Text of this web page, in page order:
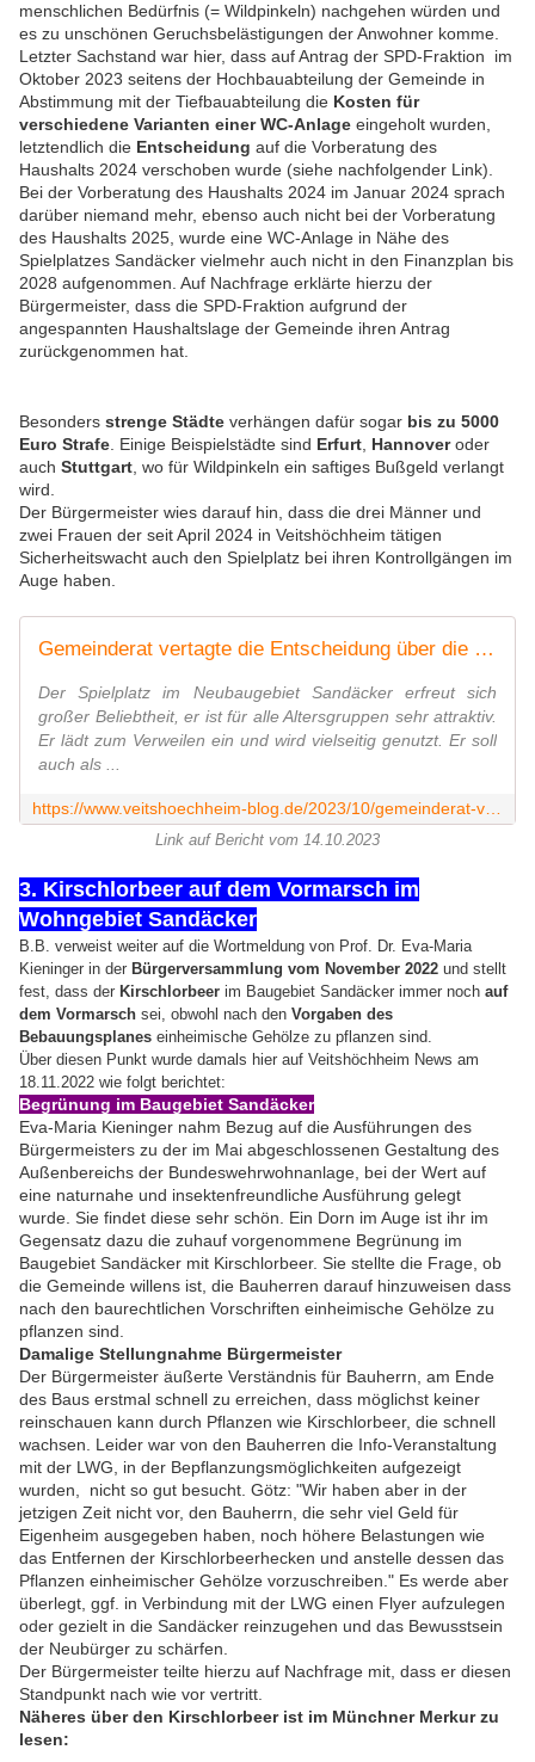
menschlichen Bedürfnis (= Wildpinkeln) nachgehen würden und
es zu unschönen Geruchsbelästigungen der Anwohner komme.
Letzter Sachstand war hier, dass auf Antrag der SPD-Fraktion im
Oktober 2023 seitens der Hochbauabteilung der Gemeinde in
Abstimmung mit der Tiefbauabteilung die Kosten für
verschiedene Varianten einer WC-Anlage eingeholt wurden,
letztendlich die Entscheidung auf die Vorberatung des
Haushalts 2024 verschoben wurde (siehe nachfolgender Link).
Bei der Vorberatung des Haushalts 2024 im Januar 2024 sprach
darüber niemand mehr, ebenso auch nicht bei der Vorberatung
des Haushalts 2025, wurde eine WC-Anlage in Nähe des
Spielplatzes Sandäcker vielmehr auch nicht in den Finanzplan bis
2028 aufgenommen. Auf Nachfrage erklärte hierzu der
Bürgermeister, dass die SPD-Fraktion aufgrund der
angespannten Haushaltslage der Gemeinde ihren Antrag
zurückgenommen hat.
Besonders strenge Städte verhängen dafür sogar bis zu 5000
Euro Strafe . Einige Beispielstädte sind Erfurt Hannoveroder
auch Stuttgart , wo für Wildpinkeln ein saftiges Bußgeld verlangt
wird.
Der Bürgermeister wies darauf hin, dass die drei Männer und
zwei Frauen der seit April 2024 in Veitshöchheim tätigen
Sicherheitswacht auch den Spielplatz bei ihren Kontrollgängen im
Auge haben.
Gemeinderat vertagte die Entscheidung über die von der SPD-Fraktion beantragte WC-Anlage für den Spielplatz im Neubaugebiet Sandäcker - Veitshöchheim News
Der Spielplatz im Neubaugebiet Sandäcker erfreut sich
großer Beliebtheit, er ist für alle Altersgruppen sehr attraktiv.
Er lädt zum Verweilen ein und wird vielseitig genutzt. Er soll
auch als ...
Link auf Bericht vom 14.10.2023
3. Kirschlorbeer auf dem Vormarsch im
Wohngebiet Sandäcker
B.B. verweist weiter auf die Wortmeldung von Prof. Dr. Eva-Maria
Kieninger in der Bürgerversammlung vom November 2022 und stellt
fest, dass der Kirschlorbeer im Baugebiet Sandäcker immer noch auf
dem Vormarsch sei, obwohl nach den Vorgaben des
Bebauungsplanes einheimische Gehölze zu pflanzen sind.
Über diesen Punkt wurde damals hier auf Veitshöchheim News am
18.11.2022 wie folgt berichtet:
Begrünung im Baugebiet Sandäcker
Eva-Maria Kieninger nahm Bezug auf die Ausführungen des
Bürgermeisters zu der im Mai abgeschlossenen Gestaltung des
Außenbereichs der Bundeswehrwohnanlage, bei der Wert auf
eine naturnahe und insektenfreundliche Ausführung gelegt
wurde. Sie findet diese sehr schön. Ein Dorn im Auge ist ihr im
Gegensatz dazu die zuhauf vorgenommene Begrünung im
Baugebiet Sandäcker mit Kirschlorbeer. Sie stellte die Frage, ob
die Gemeinde willens ist, die Bauherren darauf hinzuweisen dass
nach den baurechtlichen Vorschriften einheimische Gehölze zu
pflanzen sind.
Damalige Stellungnahme Bürgermeister
Der Bürgermeister äußerte Verständnis für Bauherrn, am Ende
des Baus erstmal schnell zu erreichen, dass möglichst keiner
reinschauen kann durch Pflanzen wie Kirschlorbeer, die schnell
wachsen. Leider war von den Bauherren die Info-Veranstaltung
mit der LWG, in der Bepflanzungsmöglichkeiten aufgezeigt
wurden, nicht so gut besucht. Götz: "Wir haben aber in der
jetzigen Zeit nicht vor, den Bauherrn, die sehr viel Geld für
Eigenheim ausgegeben haben, noch höhere Belastungen wie
das Entfernen der Kirschlorbeerhecken und anstelle dessen das
Pflanzen einheimischer Gehölze vorzuschreiben." Es werde aber
überlegt, ggf. in Verbindung mit der LWG einen Flyer aufzulegen
oder gezielt in die Sandäcker reinzugehen und das Bewusstsein
der Neubürger zu schärfen.
Der Bürgermeister teilte hierzu auf Nachfrage mit, dass er diesen
Standpunkt nach wie vor vertritt.
Näheres über den Kirschlorbeer ist im Münchner Merkur zu
lesen: